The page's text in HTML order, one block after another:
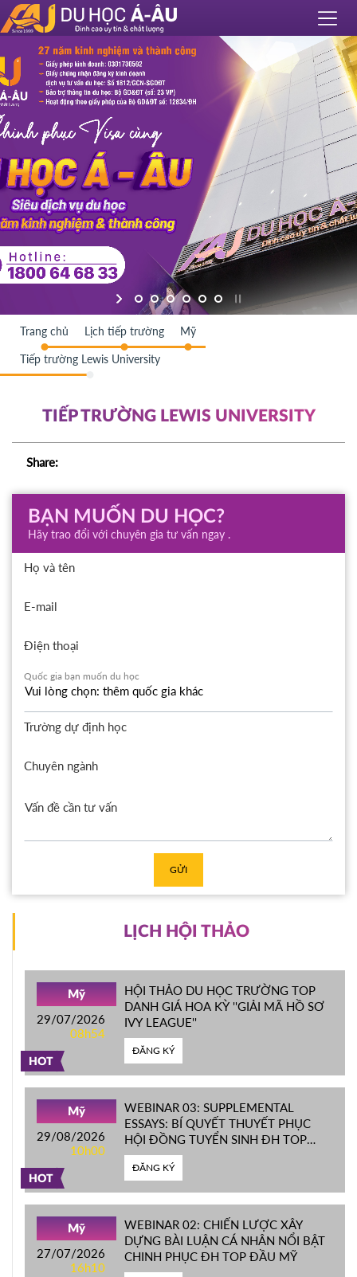
Trang chủ Lịch tiếp trường Mỹ
Tiếp trường Lewis University
TIẾP TRƯỜNG LEWIS UNIVERSITY
Share:
BẠN MUỐN DU HỌC?
Hãy trao đổi với chuyên gia tư vấn ngay .
Họ và tên
E-mail
Điện thoại
Quốc gia bạn muốn du học
Trường dự định học
Chuyên ngành
GỬI
LỊCH HỘI THẢO
HOT
Mỹ
29/07/2026
08h54
HỘI THẢO DU HỌC TRƯỜNG TOP
DANH GIÁ HOA KỲ ''GIẢI MÃ HỒ SƠ
IVY LEAGUE''
ĐĂNG KÝ
HOT
Mỹ
29/08/2026
10h00
WEBINAR 03: SUPPLEMENTAL
ESSAYS: BÍ QUYẾT THUYẾT PHỤC
HỘI ĐỒNG TUYỂN SINH ĐH TOP
ĐẦU MỸ
ĐĂNG KÝ
Mỹ
27/07/2026
16h10
WEBINAR 02: CHIẾN LƯỢC XÂY
DỰNG BÀI LUẬN CÁ NHÂN NỔI BẬT
CHINH PHỤC ĐH TOP ĐẦU MỸ